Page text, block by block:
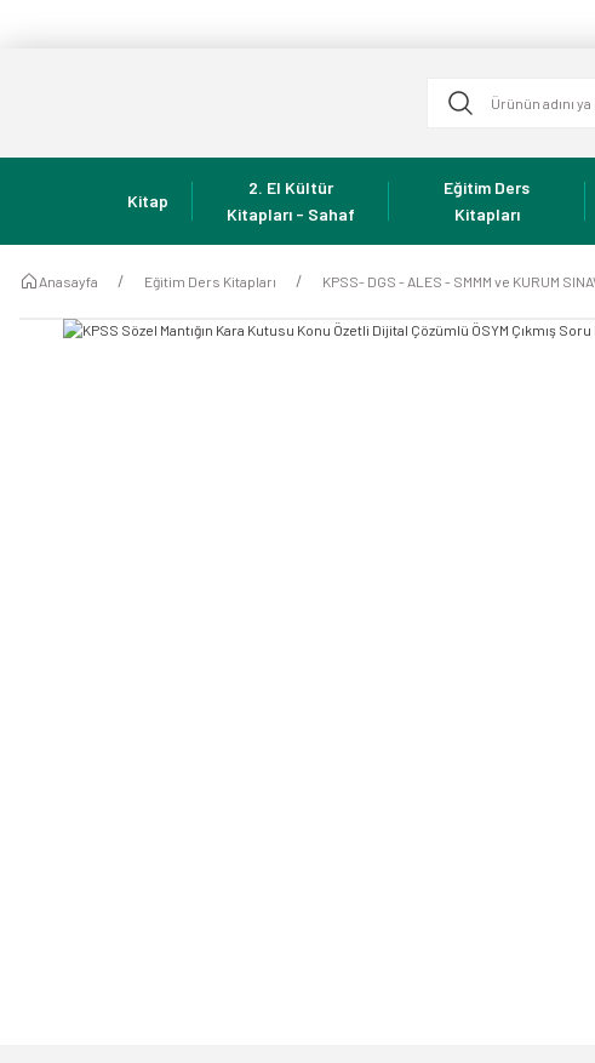
Kitap
2. El Kültür
Kitapları - Sahaf
Eğitim Ders
Kitapları
Anasayfa Eğitim Ders Kitapları KPSS- DGS - ALES - SMMM ve KURUM